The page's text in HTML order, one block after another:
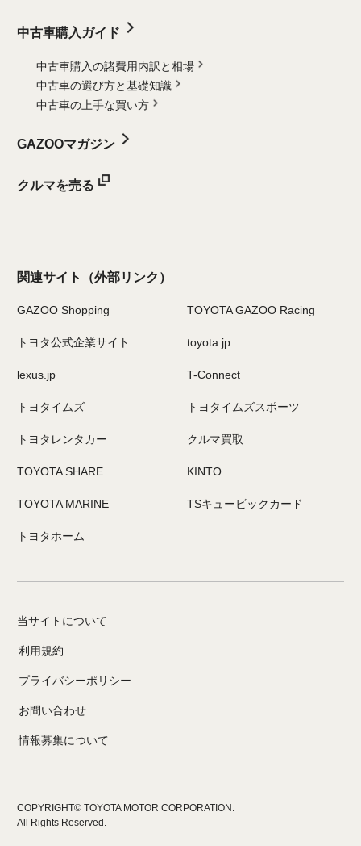
中古車購入ガイド
中古車購入の諸費用内訳と相場
中古車の選び方と基礎知識
中古車の上手な買い方
GAZOOマガジン
クルマを売る
関連サイト （外部リンク）
GAZOO Shopping TOYOTA GAZOO Racing
トヨタ公式企業サイト toyota.jp
lexus.jp T-Connect
トヨタイムズ トヨタイムズスポーツ
トヨタレンタカー クルマ買取
TOYOTA SHARE KINTO
TOYOTA MARINE TSキュービックカード
トヨタホーム
当サイトについて
利用規約
プライバシーポリシー
お問い合わせ
情報募集について
COPYRIGHT© TOYOTA MOTOR CORPORATION.
All Rights Reserved.